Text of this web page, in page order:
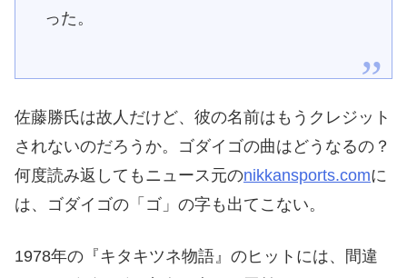
った。
佐藤勝氏は故人だけど、彼の名前はもうクレジット
されないのだろうか。ゴダイゴの曲はどうなるの？
何度読み返してもニュース元のnikkansports.comに
は、ゴダイゴの「ゴ」の字も出てこない。
1978年の『キタキツネ物語』のヒットには、間違